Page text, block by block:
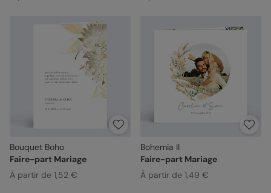
Bouquet Boho
Faire-part Mariage
À partir de 1,52 €
Bohemia II
Faire-part Mariage
À partir de 1,49 €